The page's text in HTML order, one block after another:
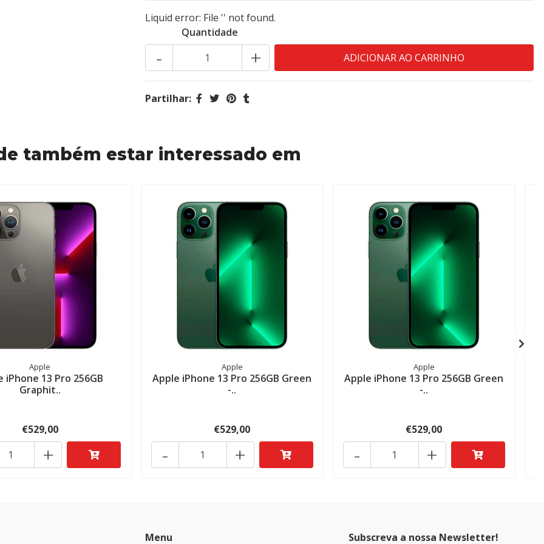
Liquid error: File '' not found.
Quantidade
+
-
Partilhar:
também estar interessado em
Apple
iPhone 13 Pro 256GB
Graphit..
€529,00
+
Apple
Apple iPhone 13 Pro 256GB Green
-..
€529,00
+
-
Apple
Apple iPhone 13 Pro 256GB Green
-..
€529,00
+
-
Menu Subscreva a nossa Newsletter!